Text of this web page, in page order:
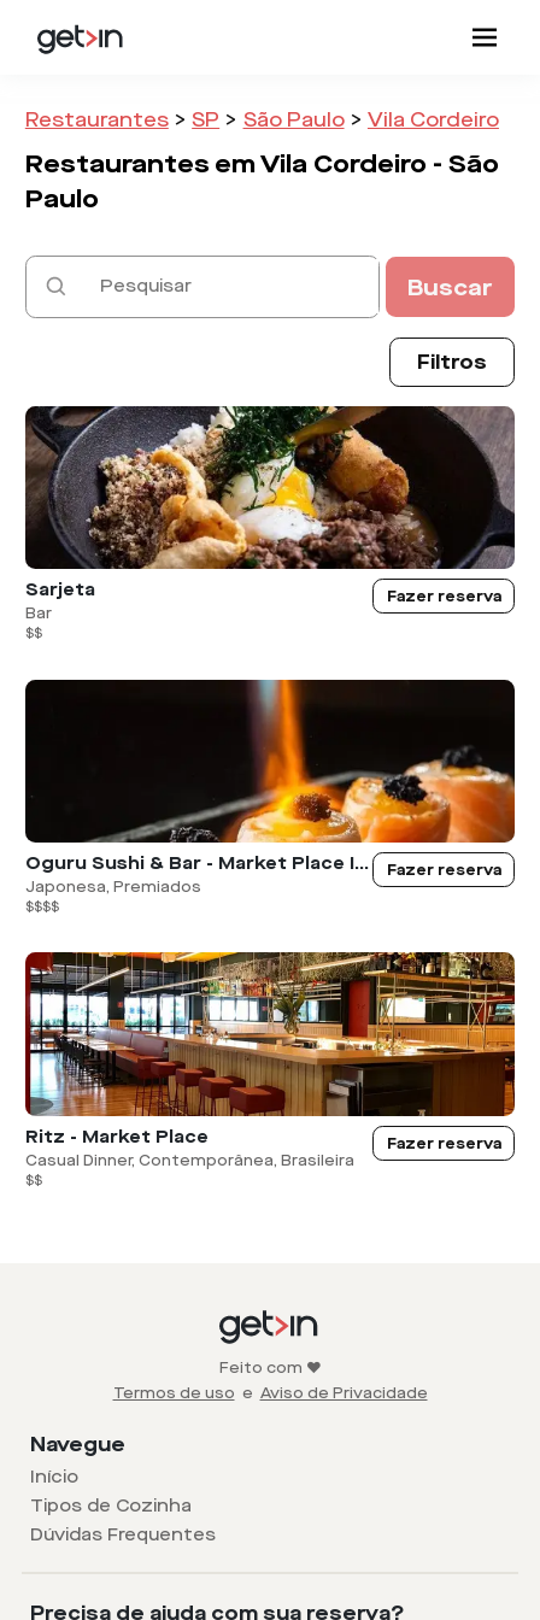
Restaurantes > SP > São Paulo > Vila Cordeiro
Restaurantes emVila Cordeiro - São
Paulo
Buscar
Filtros
Sarjeta
Bar
$$
Fazer reserva
Oguru Sushi & Bar - Market Place Iguatemi
Japonesa, Premiados
$$$$
Fazer reserva
Ritz - Market Place
Casual Dinner, Contemporânea, Brasileira
$$
Fazer reserva
Feito com ❤️
Termos de uso e Aviso de Privacidade
Navegue
Início
Tipos de Cozinha
Dúvidas Frequentes
Precisa de ajuda com sua reserva?